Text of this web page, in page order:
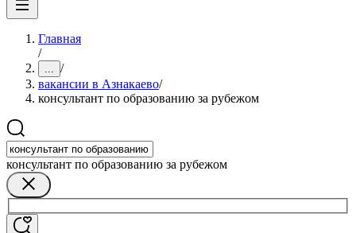
Главная
/
... /
вакансии в Азнакаево/
консультант по образованию за рубежом
консультант по образованию за рубежом